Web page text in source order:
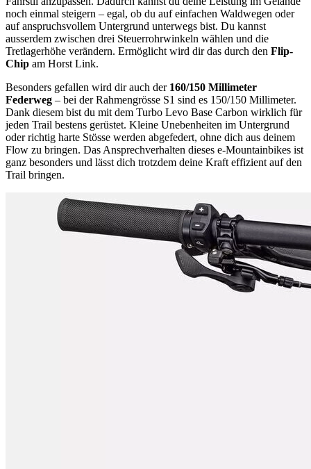
noch einmal steigern – egal, ob du auf einfachen Waldwegen oder
auf anspruchsvollem Untergrund unterwegs bist. Du kannst
ausserdem zwischen drei Steuerrohrwinkeln wählen und die
Tretlagerhöhe verändern. Ermöglicht wird dir das durch den Flip-
Chip am Horst Link.
Besonders gefallen wird dir auch der 160/150 Millimeter
Federweg – bei der Rahmengrösse S1 sind es 150/150 Millimeter.
Dank diesem bist du mit dem Turbo Levo Base Carbon wirklich für
jeden Trail bestens gerüstet. Kleine Unebenheiten im Untergrund
oder richtig harte Stösse werden abgefedert, ohne dich aus deinem
Flow zu bringen. Das Ansprechverhalten dieses e-Mountainbikes ist
ganz besonders und lässt dich trotzdem deine Kraft effizient auf den
Trail bringen.